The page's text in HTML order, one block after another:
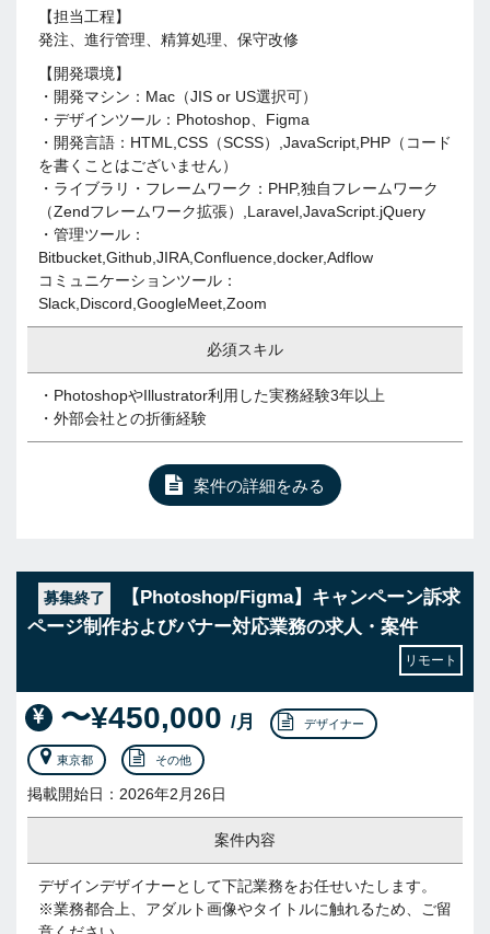
【担当工程】
発注、進行管理、精算処理、保守改修
【開発環境】
・開発マシン：Mac（JIS or US選択可）
・デザインツール：Photoshop、Figma
・開発言語：HTML,CSS（SCSS）,JavaScript,PHP（コード
を書くことはございません）
・ライブラリ・フレームワーク：PHP,独自フレームワーク
（Zendフレームワーク拡張）,Laravel,JavaScript.jQuery
・管理ツール：
Bitbucket,Github,JIRA,Confluence,docker,Adflow
コミュニケーションツール：
Slack,Discord,GoogleMeet,Zoom
必須スキル
・PhotoshopやIllustrator利用した実務経験3年以上
・外部会社との折衝経験
案件の詳細をみる
募集終了
【Photoshop/Figma】キャンペーン訴求
ページ制作およびバナー対応業務の求人・案件
リモート
〜¥450,000 /月 デザイナー
東京都 その他
掲載開始日：2026年2月26日
案件内容
デザインデザイナーとして下記業務をお任せいたします。
※業務都合上、アダルト画像やタイトルに触れるため、ご留